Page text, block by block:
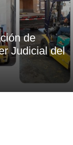
de
Judicial del